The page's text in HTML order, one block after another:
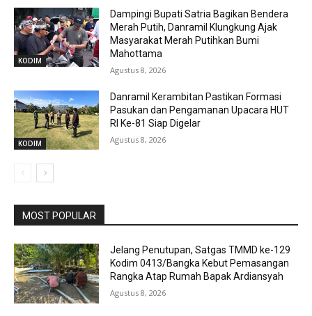
KODIM
Dampingi Bupati Satria Bagikan Bendera
Merah Putih, Danramil Klungkung Ajak
Masyarakat Merah Putihkan Bumi
Mahottama
Agustus 8, 2026
KODIM
Danramil Kerambitan Pastikan Formasi
Pasukan dan Pengamanan Upacara HUT
RI Ke-81 Siap Digelar
Agustus 8, 2026
MOST POPULAR
Jelang Penutupan, Satgas TMMD ke-129
Kodim 0413/Bangka Kebut Pemasangan
Rangka Atap Rumah Bapak Ardiansyah
Agustus 8, 2026